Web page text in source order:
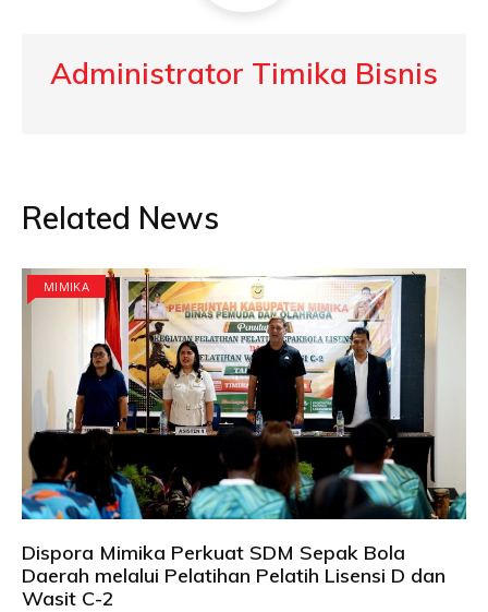
Administrator Timika Bisnis
Related News
MIMIKA
Dispora Mimika Perkuat SDM Sepak Bola
Daerah melalui Pelatihan Pelatih Lisensi D dan
Wasit C-2